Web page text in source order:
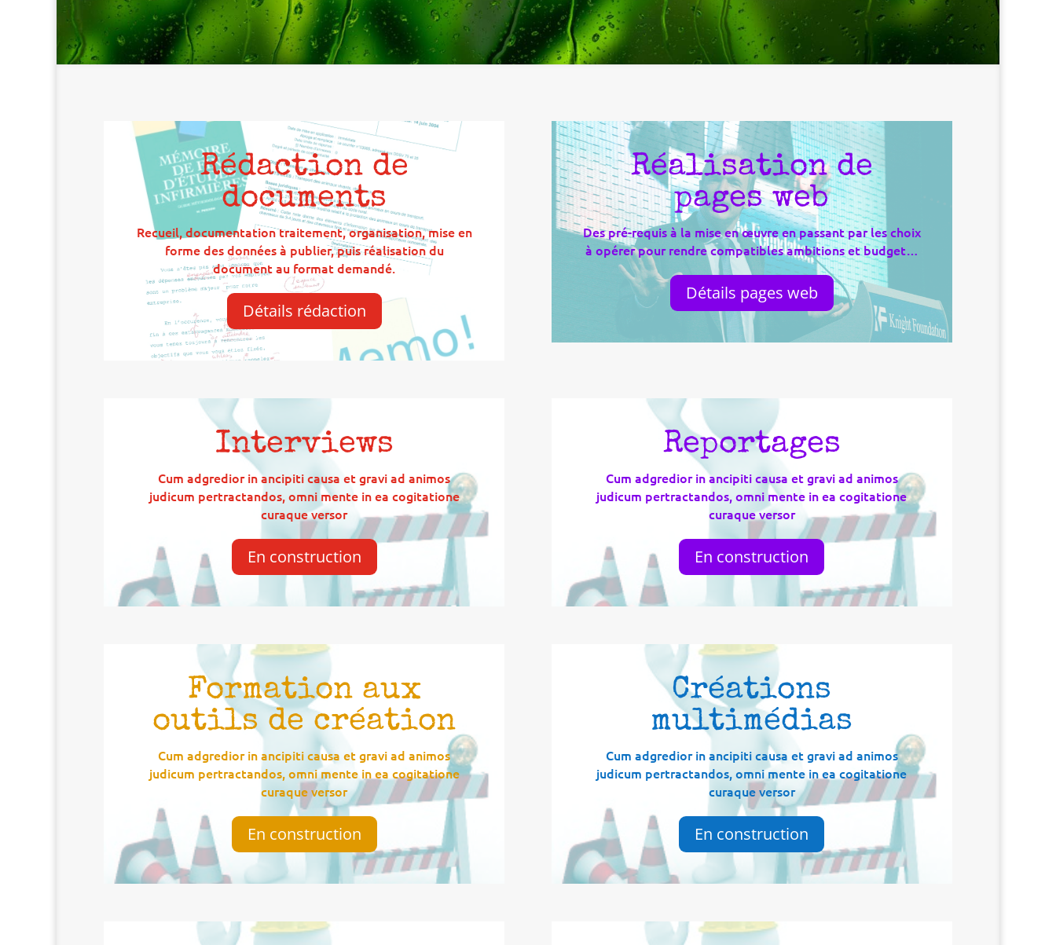
Rédaction de
documents
Recueil, documentation traitement, organisation, mise en
forme des données à publier, puis réalisation du
document au format demandé.
Détails rédaction
Réalisation de
pages web
Des pré-requis à la mise en œuvre en passant par les choix
à opérer pour rendre compatibles ambitions et budget…
Détails pages web
Interviews
Cum adgredior in ancipiti causa et gravi ad animos
judicum pertractandos, omni mente in ea cogitatione
curaque versor
En construction
Reportages
Cum adgredior in ancipiti causa et gravi ad animos
judicum pertractandos, omni mente in ea cogitatione
curaque versor
En construction
Formation aux
outils de création
Cum adgredior in ancipiti causa et gravi ad animos
judicum pertractandos, omni mente in ea cogitatione
curaque versor
En construction
Créations
multimédias
Cum adgredior in ancipiti causa et gravi ad animos
judicum pertractandos, omni mente in ea cogitatione
curaque versor
En construction